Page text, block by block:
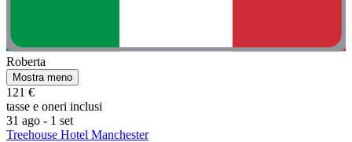
Roberta
Mostra meno
121 €
tasse e oneri inclusi
31 ago - 1 set
Treehouse Hotel Manchester